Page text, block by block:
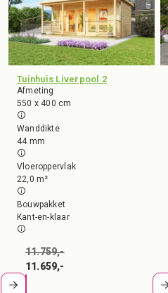
Tuinhuis Liverpool 2
Afmeting
550 x 400 cm
Wanddikte
44 mm
Vloeroppervlak
22,0 m²
Bouwpakket
Kant-en-klaar
11.759,-
11.659,-